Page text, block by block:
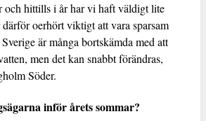
och hittills i år har vi haft väldigt lite
oerhört viktigt att vara sparsam
är många bortskämda med att
men det kan snabbt förändras,
Söder.
inför årets sommar?